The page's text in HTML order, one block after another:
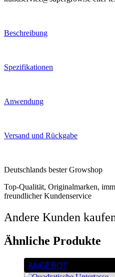
Beschreibung
Spezifikationen
Anwendung
Versand und Rückgabe
Deutschlands bester Growshop
Top-Qualität, Originalmarken,
freundlicher Kundenservice
Andere Kunden
Ähnliche Produkte
ANGEBOT